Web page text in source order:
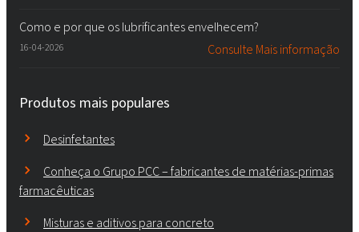
Como e por que os lubrificantes envelhecem?
16-04-2026 Consulte Mais informação
Produtos mais populares
Desinfetantes
Conheça o Grupo PCC – fabricantes de matérias-primas
farmacêuticas
Misturas e aditivos para concreto